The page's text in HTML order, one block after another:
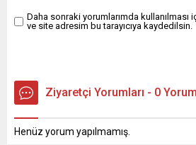
Daha sonraki yorumlarımda kullanılması
ve site adresim bu tarayıcıya kaydedilsin.
Ziyaretçi Yorumları - 0 Yorum
Henüz yorum yapılmamış.